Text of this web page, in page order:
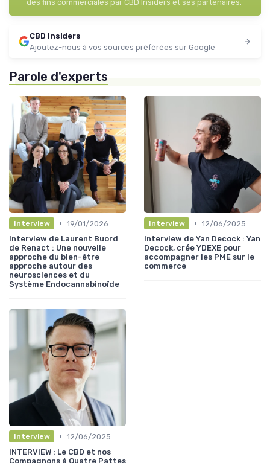
des fins commerciales par CBD Insiders et ses partenaires.
CBD Insiders
Ajoutez-nous à vos sources préférées sur Google
Parole d'experts
Interview • 19/01/2026
Interview de Laurent Buord
de Renact : Une nouvelle
approche du bien-être
approche autour des
neurosciences et du
Système Endocannabinoïde
Interview • 12/06/2025
Interview de Yan Decock : Yan
Decock, crée YDEXE pour
accompagner les PME sur le
commerce
Interview • 12/06/2025
INTERVIEW : Le CBD et nos
Compagnons à Quatre Pattes